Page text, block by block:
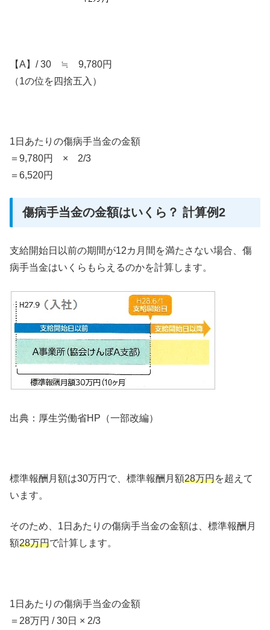
【A】/ 30 ≒ 9,780円
（1の位を四捨五入）
1日あたりの傷病手当金の金額
＝9,780円 × 2/3
＝6,520円
傷病手当金の金額はいくら？ 計算例2
支給開始日以前の期間が12カ月間を満たさない場合、傷
病手当金はいくらもらえるのかを計算します。
出典：厚生労働省HP（一部改編）
標準報酬月額は30万円で、標準報酬月額28万円を超えて
います。
そのため、1日あたりの傷病手当金の金額は、標準報酬月
額28万円で計算します。
1日あたりの傷病手当金の金額
＝28万円 / 30日 × 2/3